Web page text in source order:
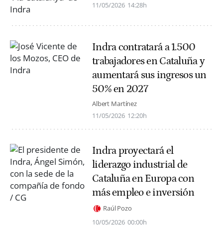
11/05/2026 14:28h
Indra contratará a 1.500
trabajadores en Cataluña y
aumentará sus ingresos un
50% en 2027
Albert Martínez
11/05/2026 12:20h
Indra proyectará el
liderazgo industrial de
Cataluña en Europa con
más empleo e inversión
Raúl Pozo
10/05/2026 00:00h